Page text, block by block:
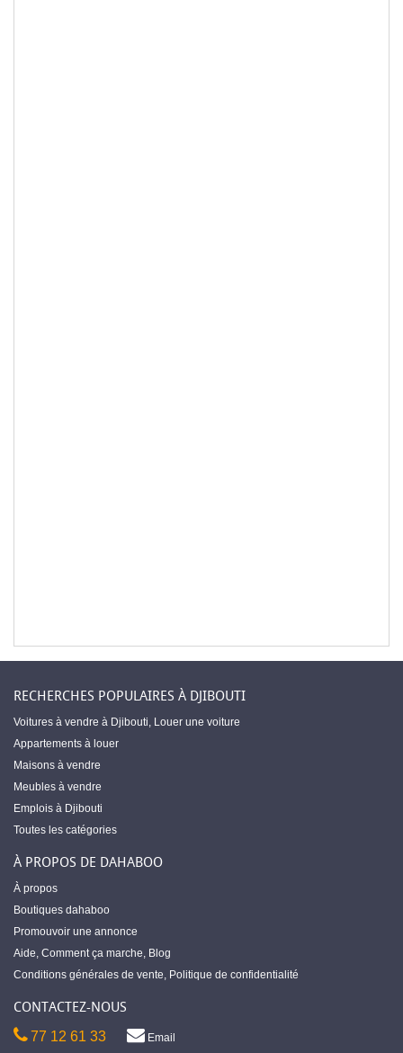
RECHERCHES POPULAIRES À DJIBOUTI
Voitures à vendre à Djibouti, Louer une voiture
Appartements à louer
Maisons à vendre
Meubles à vendre
Emplois à Djibouti
Toutes les catégories
À PROPOS DE DAHABOO
À propos
Boutiques dahaboo
Promouvoir une annonce
Aide, Comment ça marche, Blog
Conditions générales de vente, Politique de confidentialité
CONTACTEZ-NOUS
77 12 61 33 Email